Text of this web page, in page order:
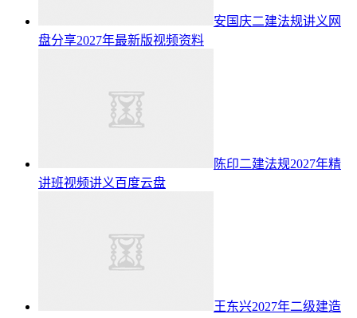
安国庆二建法规讲义网
盘分享2027年最新版视频资料
陈印二建法规2027年精
讲班视频讲义百度云盘
王东兴2027年二级建造